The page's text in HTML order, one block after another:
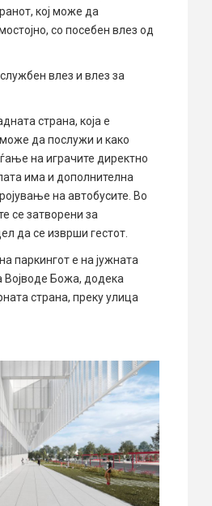
кој може да
со посебен влез од
влез и влез за
страна, која е
да послужи и како
на играчите директно
има и дополнителна
на автобусите. Во
се затворени за
да се изврши гестот.
паркингот е на јужната
Војводе Божа, додека
страна, преку улица